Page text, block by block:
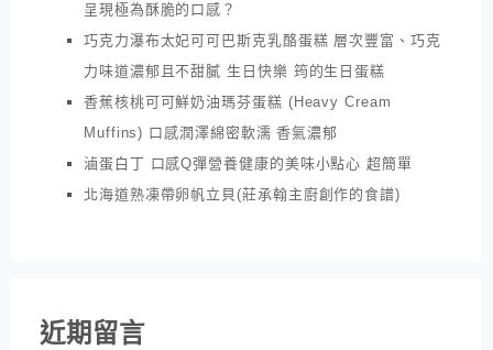
呈現極為酥脆的口感？
巧克力瀑布太妃可可巴斯克乳酪蛋糕 層次豐富、巧克
力味道濃郁且不甜膩 生日快樂 筠的生日蛋糕
香蕉核桃可可鮮奶油瑪芬蛋糕 (Heavy Cream
Muffins) 口感潤澤綿密軟濡 香氣濃郁
滷蛋白丁 口感Q彈營養健康的美味小點心 超簡單
北海道熟凍帶卵帆立貝(莊承翰主廚創作的食譜)
近期留言